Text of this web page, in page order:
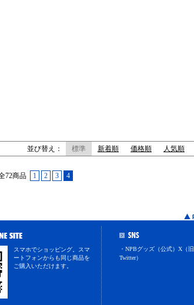
並び替え： 標準 新着順 価格順 人気順
72商品 1 2 3 4
スマホでショッピング。スマ
ートフォンからも同じ商品を
ご購入いただけます。
・NPBグッズ（公式）X（旧
Twitter）